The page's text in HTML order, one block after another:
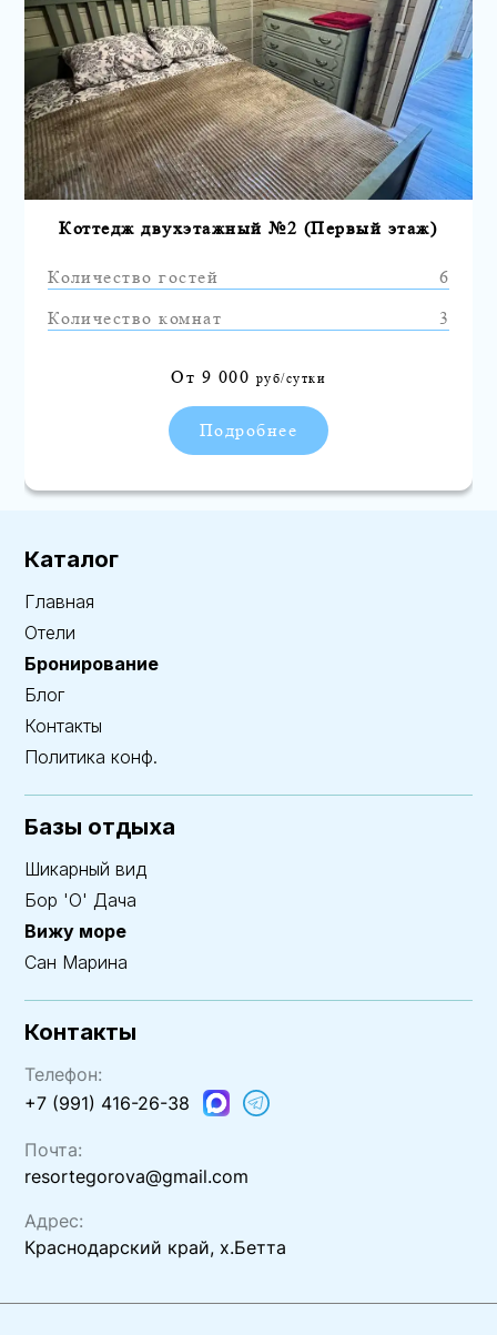
Коттедж двухэтажный №2 (Первый этаж)
Количество гостей
6
Количество комнат
3
От 9 000 руб/сутки
Подробнее
Каталог
Главная
Отели
Бронирование
Блог
Контакты
Политика конф.
Базы отдыха
Шикарный вид
Бор 'О' Дача
Вижу море
Сан Марина
Контакты
Телефон:
+7 (991) 416-26-38
Почта:
resortegorova@gmail.com
Адрес:
Краснодарский край, х.Бетта